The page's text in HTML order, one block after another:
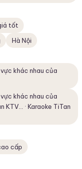
tốt
Hà Nội
khác nhau của
khác nhau của
KTV... · ‎Karaoke TiTan
cấp